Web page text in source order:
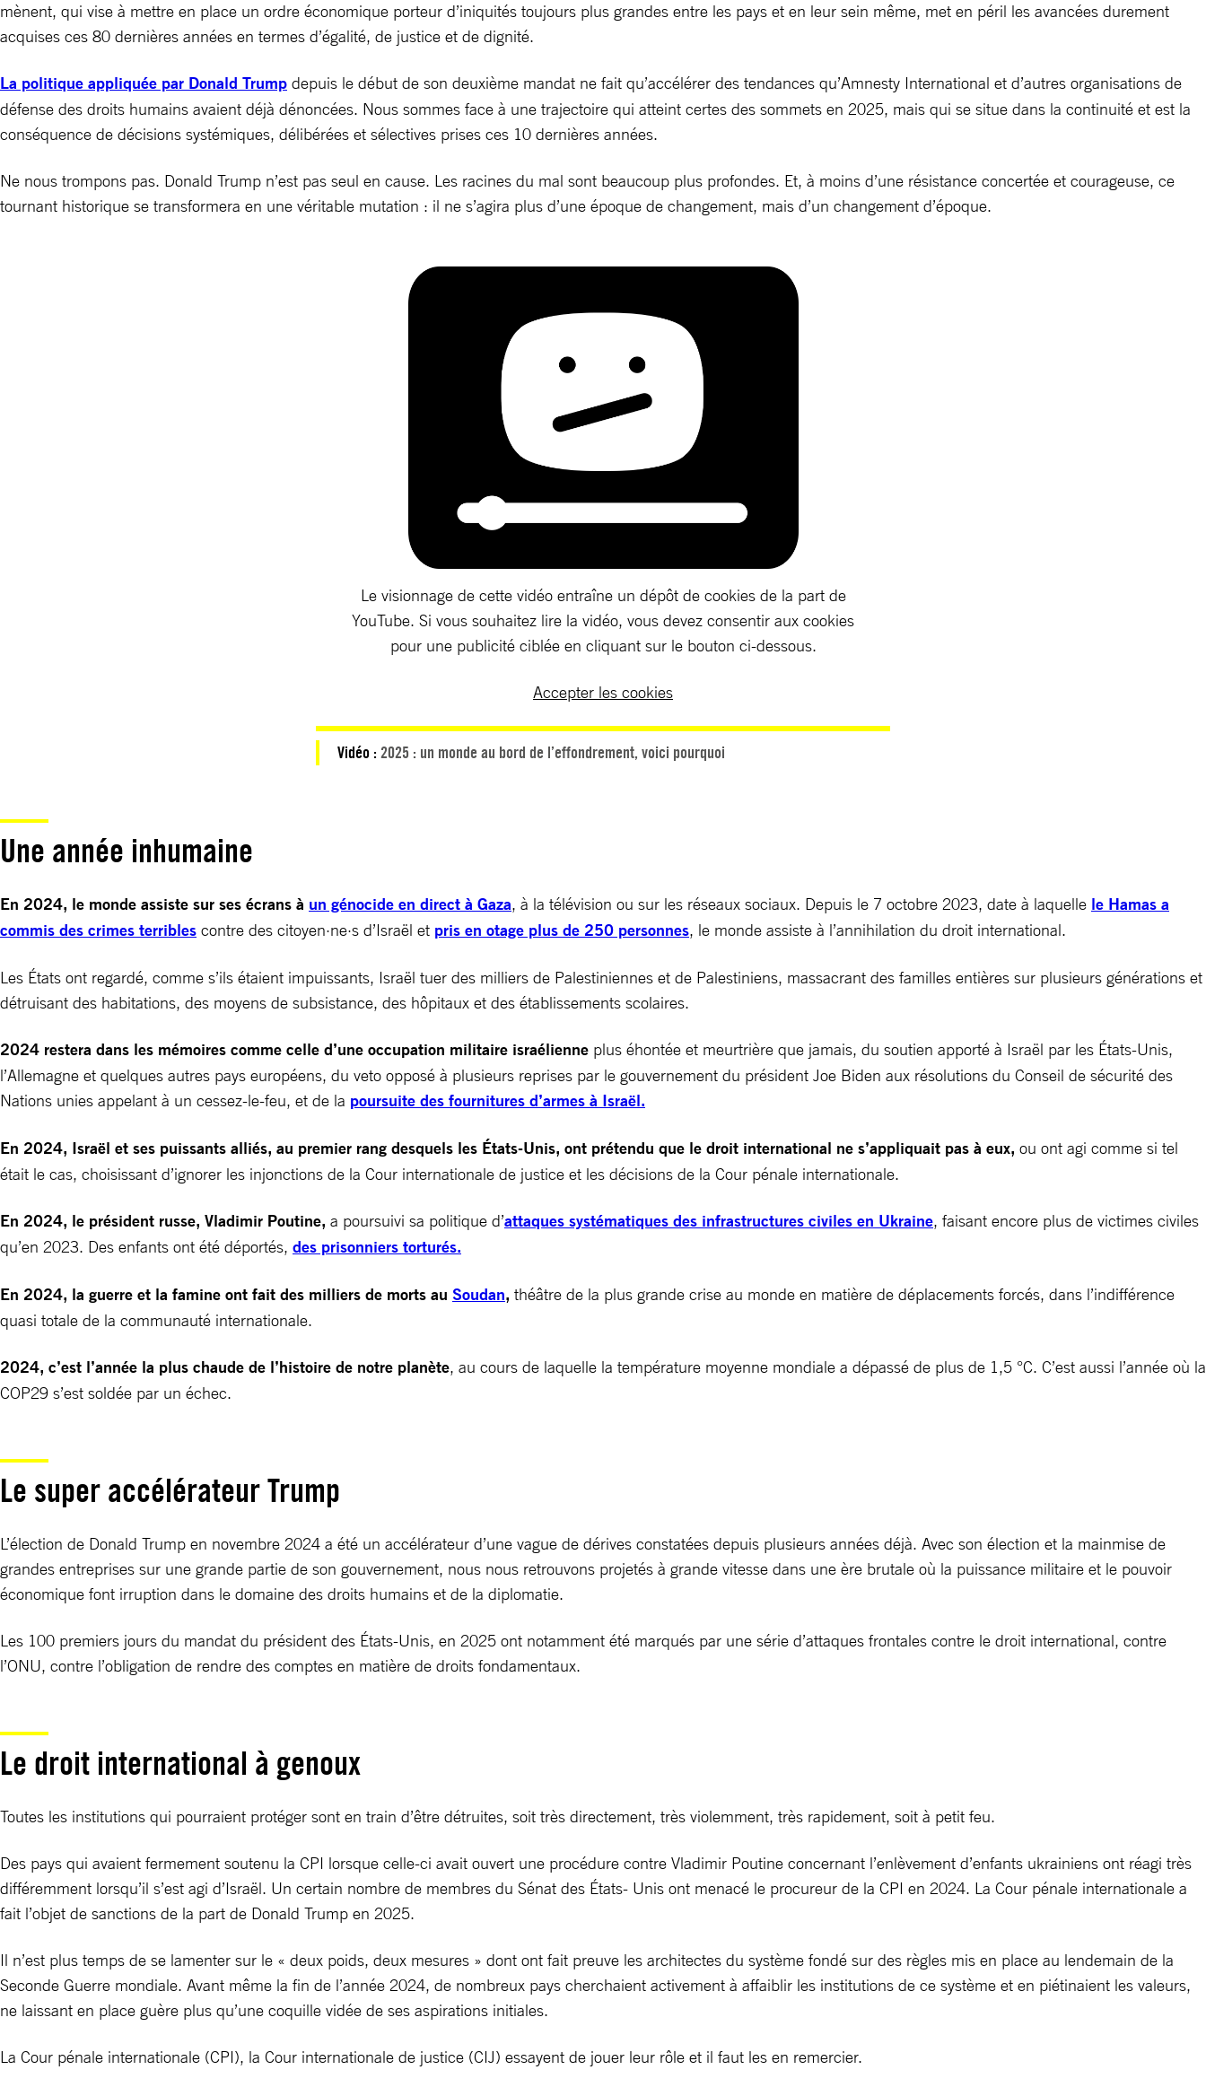
mènent, qui vise à mettre en place un ordre économique porteur d’iniquités toujours plus grandes entre les pays et en leur sein même, met en péril les avancées durement
acquises ces 80 dernières années en termes d’égalité, de justice et de dignité.
La politique appliquée par Donald Trump depuis le début de son deuxième mandat ne fait qu’accélérer des tendances qu’Amnesty International et d’autres organisations de
défense des droits humains avaient déjà dénoncées. Nous sommes face à une trajectoire qui atteint certes des sommets en 2025, mais qui se situe dans la continuité et est la
conséquence de décisions systémiques, délibérées et sélectives prises ces 10 dernières années.
Ne nous trompons pas. Donald Trump n’est pas seul en cause. Les racines du mal sont beaucoup plus profondes. Et, à moins d’une résistance concertée et courageuse, ce
tournant historique se transformera en une véritable mutation : il ne s’agira plus d’une époque de changement, mais d’un changement d’époque.
Le visionnage de cette vidéo entraîne un dépôt de cookies de la part de
YouTube. Si vous souhaitez lire la vidéo, vous devez consentir aux cookies
pour une publicité ciblée en cliquant sur le bouton ci-dessous.
Accepter les cookies
Vidéo : 2025 : un monde au bord de l’effondrement, voici pourquoi
Une année inhumaine
En 2024, le monde assiste sur ses écrans à un génocide en direct à Gaza, à la télévision ou sur les réseaux sociaux. Depuis le 7 octobre 2023, date à laquelle le Hamas a
commis des crimes terribles contre des citoyen·ne·s d’Israël et pris en otage plus de 250 personnes, le monde assiste à l’annihilation du droit international.
Les États ont regardé, comme s’ils étaient impuissants, Israël tuer des milliers de Palestiniennes et de Palestiniens, massacrant des familles entières sur plusieurs générations et
détruisant des habitations, des moyens de subsistance, des hôpitaux et des établissements scolaires.
2024 restera dans les mémoires comme celle d’une occupation militaire israélienne plus éhontée et meurtrière que jamais, du soutien apporté à Israël par les États-Unis,
l’Allemagne et quelques autres pays européens, du veto opposé à plusieurs reprises par le gouvernement du président Joe Biden aux résolutions du Conseil de sécurité des
Nations unies appelant à un cessez-le-feu, et de la poursuite des fournitures d’armes à Israël.
En 2024, Israël et ses puissants alliés, au premier rang desquels les États-Unis, ont prétendu que le droit international ne s’appliquait pas à eux, ou ont agi comme si tel
était le cas, choisissant d’ignorer les injonctions de la Cour internationale de justice et les décisions de la Cour pénale internationale.
En 2024, le président russe, Vladimir Poutine, a poursuivi sa politique d’attaques systématiques des infrastructures civiles en Ukraine, faisant encore plus de victimes civiles
qu’en 2023. Des enfants ont été déportés, des prisonniers torturés.
En 2024, la guerre et la famine ont fait des milliers de morts au Soudan, théâtre de la plus grande crise au monde en matière de déplacements forcés, dans l’indifférence
quasi totale de la communauté internationale.
2024, c’est l’année la plus chaude de l’histoire de notre planète, au cours de laquelle la température moyenne mondiale a dépassé de plus de 1,5 °C. C’est aussi l’année où la
COP29 s’est soldée par un échec.
Le super accélérateur Trump
L’élection de Donald Trump en novembre 2024 a été un accélérateur d’une vague de dérives constatées depuis plusieurs années déjà. Avec son élection et la mainmise de
grandes entreprises sur une grande partie de son gouvernement, nous nous retrouvons projetés à grande vitesse dans une ère brutale où la puissance militaire et le pouvoir
économique font irruption dans le domaine des droits humains et de la diplomatie.
Les 100 premiers jours du mandat du président des États-Unis, en 2025 ont notamment été marqués par une série d’attaques frontales contre le droit international, contre
l’ONU, contre l’obligation de rendre des comptes en matière de droits fondamentaux.
Le droit international à genoux
Toutes les institutions qui pourraient protéger sont en train d’être détruites, soit très directement, très violemment, très rapidement, soit à petit feu.
Des pays qui avaient fermement soutenu la CPI lorsque celle-ci avait ouvert une procédure contre Vladimir Poutine concernant l’enlèvement d’enfants ukrainiens ont réagi très
différemment lorsqu’il s’est agi d’Israël. Un certain nombre de membres du Sénat des États- Unis ont menacé le procureur de la CPI en 2024. La Cour pénale internationale a
fait l’objet de sanctions de la part de Donald Trump en 2025.
Il n’est plus temps de se lamenter sur le « deux poids, deux mesures » dont ont fait preuve les architectes du système fondé sur des règles mis en place au lendemain de la
Seconde Guerre mondiale. Avant même la fin de l’année 2024, de nombreux pays cherchaient activement à affaiblir les institutions de ce système et en piétinaient les valeurs,
ne laissant en place guère plus qu’une coquille vidée de ses aspirations initiales.
La Cour pénale internationale (CPI), la Cour internationale de justice (CIJ) essayent de jouer leur rôle et il faut les en remercier.